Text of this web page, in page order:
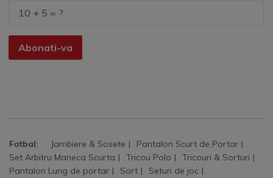
Abonati-va
Fotbal: Jambiere & Sosete
Pantalon Scurt de Portar
Set Arbitru Maneca Scurta
Tricou Polo
Tricouri & Sorturi
Pantalon Lung de portar
Sort
Seturi de joc